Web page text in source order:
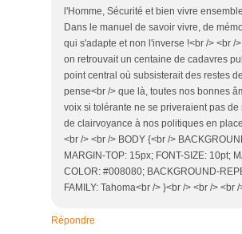
l'Homme, Sécurité et bien vivre
Dans le manuel de savoir vivre, de
qui s'adapte et non l'inverse !<br /> <br /
on retrouvait un centaine de cadavres
point central où subsisterait des restes
pense<br /> que là, toutes nos bonnes
voix si tolérante ne se priveraient pas
de clairvoyance à nos politiques en
<br /> <br /> BODY {<br />
MARGIN-TOP: 15px; FONT-SIZE: 10pt;
COLOR: #008080; BACKGROUND-
FAMILY: Tahoma<br /> }<br /> <br /> <br /
Répondre